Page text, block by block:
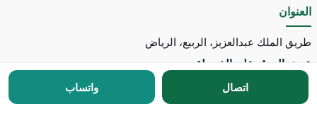
العنوان
طريق الملك عبدالعزيز، الربيع، الرياض
عرض الموقع على الخريطة
مكتب توسط للاستقدام
اتصال واتساب